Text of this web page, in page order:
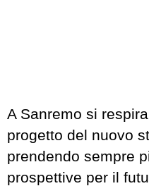
A Sanremo si
progetto del nuovo
prendendo sempre
prospettive per il